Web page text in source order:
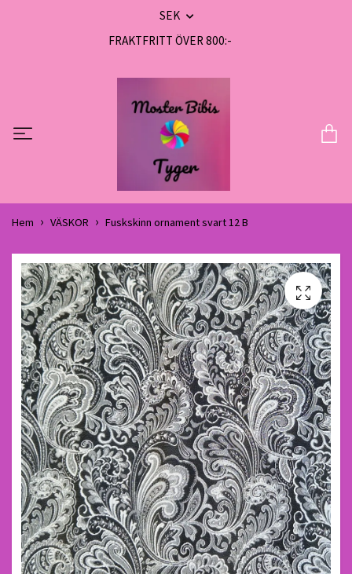
SEK
FRAKTFRITT ÖVER 800:-
Hem VÄSKOR Fuskskinn ornament svart 12 B